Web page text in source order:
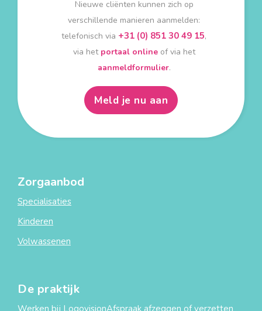
Nieuwe cliënten kunnen zich op
verschillende manieren aanmelden:
telefonisch via +31 (0) 851 30 49 15,
via het portaal onlineof via het
aanmeldformulier.
Meld je nu aan
Zorgaanbod
Specialisaties
Kinderen
Volwassenen
De praktijk
Werken bij LogovisionAfspraak afzeggen of verzetten